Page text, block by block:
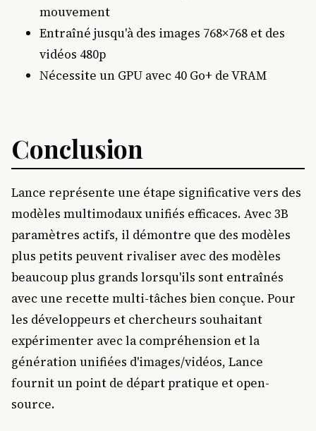
mouvement
Entraîné jusqu'à des images 768×768 et des
vidéos 480p
Nécessite un GPU avec 40 Go+ de VRAM
Conclusion
Lance représente une étape significative vers des
modèles multimodaux unifiés efficaces. Avec 3B
paramètres actifs, il démontre que des modèles
plus petits peuvent rivaliser avec des modèles
beaucoup plus grands lorsqu'ils sont entraînés
avec une recette multi-tâches bien conçue. Pour
les développeurs et chercheurs souhaitant
expérimenter avec la compréhension et la
génération unifiées d'images/vidéos, Lance
fournit un point de départ pratique et open-
source.